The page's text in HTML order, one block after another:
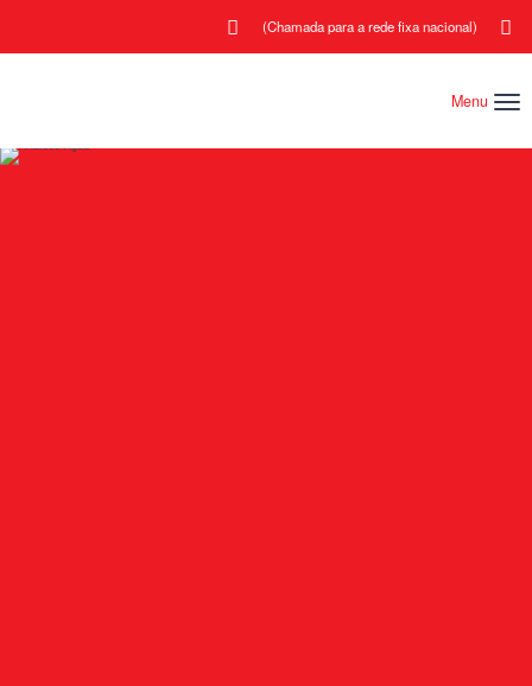
(Chamada para a rede fixa nacional)
Menu